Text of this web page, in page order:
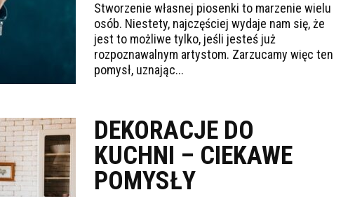
Stworzenie własnej piosenki to marzenie wielu
osób. Niestety, najczęściej wydaje nam się, że
jest to możliwe tylko, jeśli jesteś już
rozpoznawalnym artystom. Zarzucamy więc ten
pomysł, uznając...
DEKORACJE DO
KUCHNI – CIEKAWE
POMYSŁY